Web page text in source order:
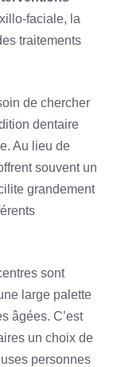
faciale, la
traitements
de chercher
dentaire
Au lieu de
souvent un
grandement
sont
large palette
âgées. C’est
un choix de
personnes